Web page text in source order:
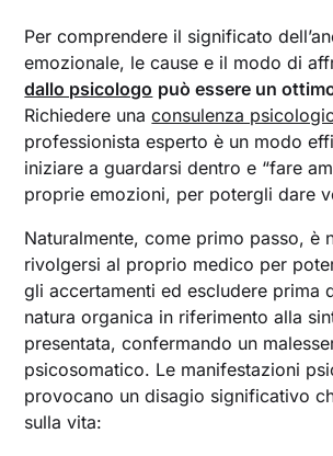
Per comprendere il significato
emozionale, le cause e il modo di
dallo psicologo può essere un
Richiedere unaconsulenza
professionista esperto è un modo
iniziare a guardarsi dentro e “fare
proprie emozioni, per potergli dare
Naturalmente, come primo passo, è
rivolgersi al proprio medico per
gli accertamenti ed escludere prima
natura organica in riferimento alla
presentata, confermando un
psicosomatico. Le manifestazioni
provocano un disagio significativo
sulla vita: